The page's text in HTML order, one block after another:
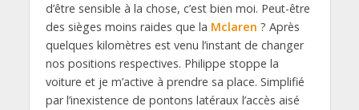
d’être sensible à la chose, c’est bien moi. Peut-être
des sièges moins raides que la Mclaren ? Après
quelques kilomètres est venu l’instant de changer
nos positions respectives. Philippe stoppe la
voiture et je m’active à prendre sa place. Simplifié
par l’inexistence de pontons latéraux l’accès aisé